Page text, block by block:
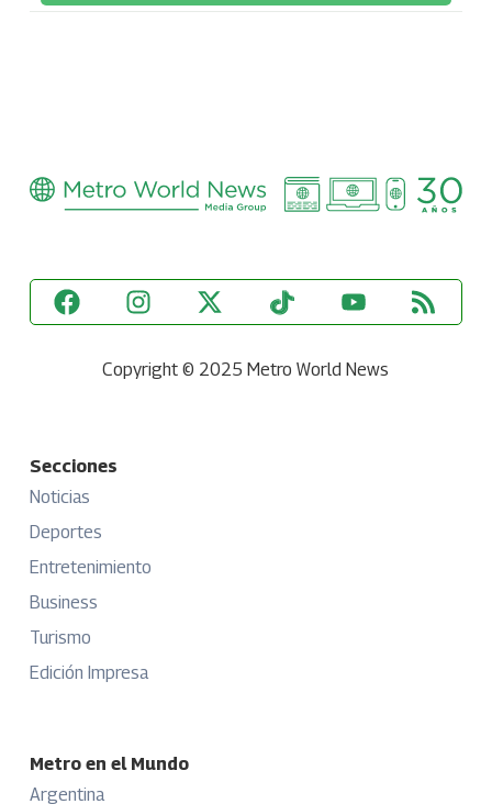
Copyright © 2025 Metro World News
Secciones
Noticias
Deportes
Entretenimiento
Business
Turismo
Edición Impresa
Metro en el Mundo
Argentina